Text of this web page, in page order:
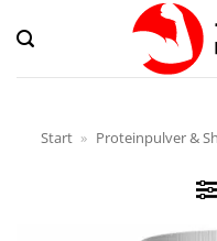
Inhalt
springen
Start » Proteinpulver &